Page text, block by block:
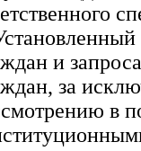
и
за
в